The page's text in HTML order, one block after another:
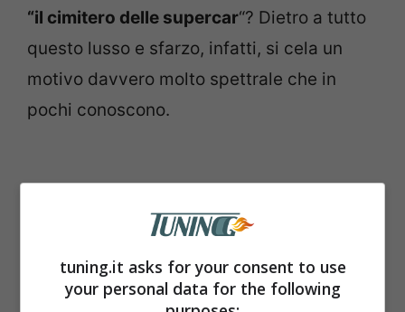
“il cimitero delle supercar“? Dietro a tutto
questo lusso e sfarzo, infatti, si cela un
motivo davvero molto spettrale che in
pochi conoscono.
tuning.it asks for your consent to use
your personal data for the following